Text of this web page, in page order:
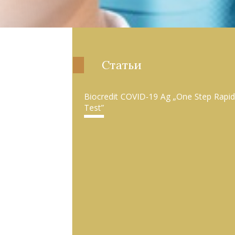
Статьи
Biocredit COVID-19 Ag „One Step Rapid
Test”